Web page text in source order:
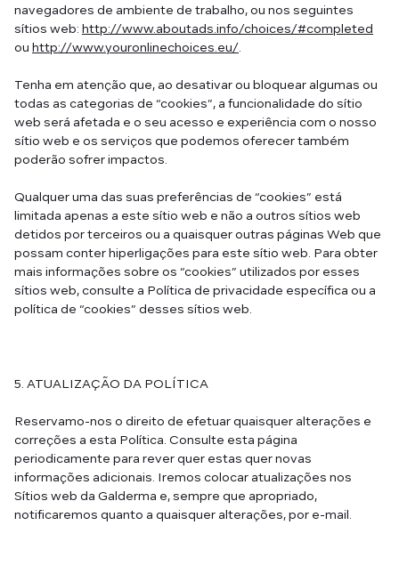
navegadores de ambiente de trabalho, ou nos seguintes
sítios web: http://www.aboutads.info/choices/#completed
ou http://www.youronlinechoices.eu/.
Tenha em atenção que, ao desativar ou bloquear algumas ou
todas as categorias de “cookies”, a funcionalidade do sítio
web será afetada e o seu acesso e experiência com o nosso
sítio web e os serviços que podemos oferecer também
poderão sofrer impactos.
Qualquer uma das suas preferências de “cookies” está
limitada apenas a este sítio web e não a outros sítios web
detidos por terceiros ou a quaisquer outras páginas Web que
possam conter hiperligações para este sítio web. Para obter
mais informações sobre os “cookies” utilizados por esses
sítios web, consulte a Política de privacidade específica ou a
política de “cookies” desses sítios web.
5. ATUALIZAÇÃO DA POLÍTICA
Reservamo-nos o direito de efetuar quaisquer alterações e
correções a esta Política. Consulte esta página
periodicamente para rever quer estas quer novas
informações adicionais. Iremos colocar atualizações nos
Sítios web da Galderma e, sempre que apropriado,
notificaremos quanto a quaisquer alterações, por e-mail.